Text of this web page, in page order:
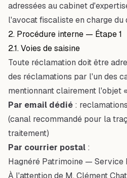
adressées au cabinet
l'avocat fiscaliste en charge du
2. Procédure interne — Étape 1
2.1. Voies de saisine
Toute réclamation doit être
des réclamations par l'un des
mentionnant clairement l'objet
Par email dédié :
(canal recommandé pour la
traitement)
Par courrier postal :
Hagnéré Patrimoine — Service
À l'attention de M. Clément